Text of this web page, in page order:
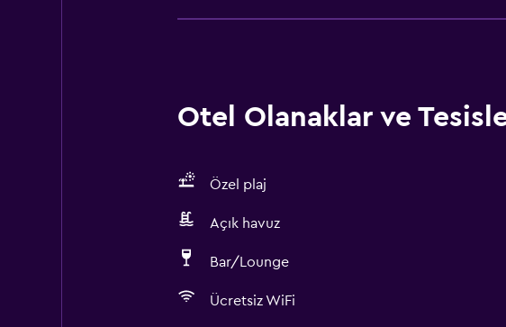
Otel Olanaklar ve
Özel plaj
Açık havuz
Bar/Lounge
Ücretsiz WiFi